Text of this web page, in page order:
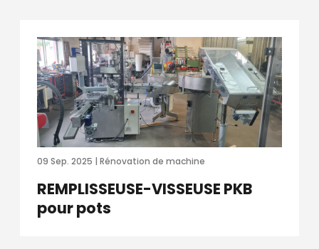
09 Sep. 2025 | Rénovation de machine
REMPLISSEUSE-VISSEUSE PKB
pour pots